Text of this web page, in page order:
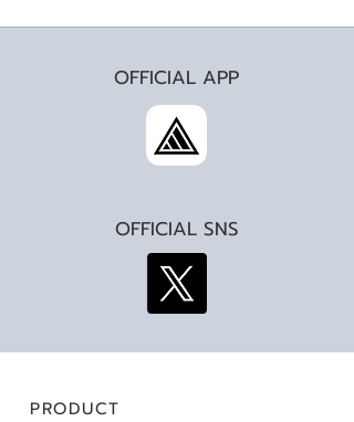
OFFICIAL APP
OFFICIAL SNS
PRODUCT